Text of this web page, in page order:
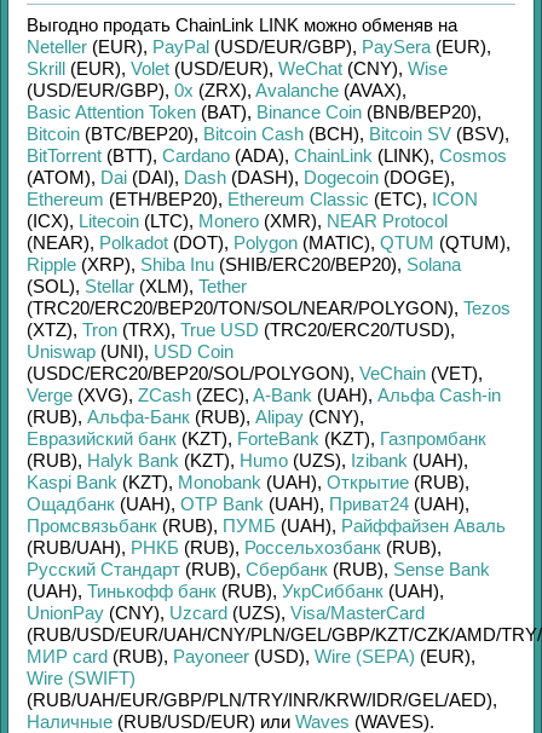
Выгодно продать ChainLink LINK можно обменяв на
Neteller (EUR), PayPal (USD/EUR/GBP), PaySera (EUR),
Skrill (EUR), Volet (USD/EUR), WeChat (CNY), Wise
(USD/EUR/GBP), 0x (ZRX), Avalanche (AVAX),
Basic Attention Token (BAT), Binance Coin (BNB/BEP20),
Bitcoin (BTC/BEP20), Bitcoin Cash (BCH), Bitcoin SV (BSV),
BitTorrent (BTT), Cardano (ADA), ChainLink (LINK), Cosmos
(ATOM), Dai (DAI), Dash (DASH), Dogecoin (DOGE),
Ethereum (ETH/BEP20), Ethereum Classic (ETC), ICON
(ICX), Litecoin (LTC), Monero (XMR), NEAR Protocol
(NEAR), Polkadot (DOT), Polygon (MATIC), QTUM (QTUM),
Ripple (XRP), Shiba Inu (SHIB/ERC20/BEP20), Solana
(SOL), Stellar (XLM), Tether
(TRC20/ERC20/BEP20/TON/SOL/NEAR/POLYGON), Tezos
(XTZ), Tron (TRX), True USD (TRC20/ERC20/TUSD),
Uniswap (UNI), USD Coin
(USDC/ERC20/BEP20/SOL/POLYGON), VeChain (VET),
Verge (XVG), ZCash (ZEC), A-Bank (UAH), Альфа Cash-in
(RUB), Альфа-Банк (RUB), Alipay (CNY),
Евразийский банк (KZT), ForteBank (KZT), Газпромбанк
(RUB), Halyk Bank (KZT), Humo (UZS), Izibank (UAH),
Kaspi Bank (KZT), Monobank (UAH), Открытие (RUB),
Ощадбанк (UAH), OTP Bank (UAH), Приват24 (UAH),
Промсвязьбанк (RUB), ПУМБ (UAH), Райффайзен Аваль
(RUB/UAH), РНКБ (RUB), Россельхозбанк (RUB),
Русский Стандарт (RUB), Сбербанк (RUB), Sense Bank
(UAH), Тинькофф банк (RUB), УкрСиббанк (UAH),
UnionPay (CNY), Uzcard (UZS), Visa/MasterCard
(RUB/USD/EUR/UAH/CNY/PLN/GEL/GBP/KZT/CZK/AMD/TRY/
МИР card (RUB), Payoneer (USD), Wire (SEPA) (EUR),
Wire (SWIFT)
(RUB/UAH/EUR/GBP/PLN/TRY/INR/KRW/IDR/GEL/AED),
Наличные (RUB/USD/EUR) или Waves (WAVES).